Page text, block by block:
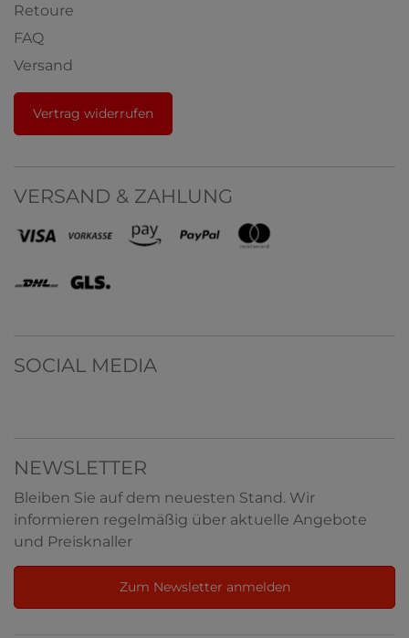
Retoure
FAQ
Versand
Vertrag widerrufen
VERSAND & ZAHLUNG
SOCIAL MEDIA
NEWSLETTER
Bleiben Sie auf dem neuesten Stand. Wir
informieren regelmäßig über aktuelle Angebote
und Preisknaller
Zum Newsletter anmelden